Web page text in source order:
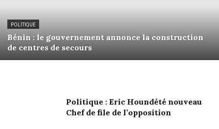
POLITIQUE
Bénin : le gouvernement annonce la construction
de centres de secours
Politique : Eric Houndété nouveau
Chef de file de l’opposition